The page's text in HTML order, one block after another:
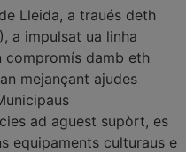
Lleida, a traués deth
a impulsat ua linha
compromís damb eth
mejançant ajudes
ad aguest supòrt, es
equipaments culturaus e